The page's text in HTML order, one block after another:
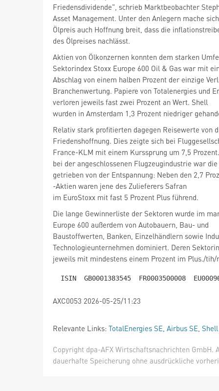
Friedensdividende", schrieb Marktbeobachter
Asset Management. Unter den Anlegern mache
Ölpreis auch Hoffnung breit, dass die
des Ölpreises nachlässt.
Aktien von Ölkonzernen konnten dem starken
Sektorindex Stoxx Europe 600 Oil & Gas war mit
Abschlag von einem halben Prozent der einzige
Branchenwertung. Papiere von Totalenergies
wurden in Amsterdam 1,3 Prozent niedriger
Relativ stark profitierten dagegen Reisewerte von
Friedenshoffnung. Dies zeigte sich bei
France-KLM mit einem Kurssprung um 7,5
bei der angeschlossenen Flugzeugindustrie war
im EuroStoxx mit fast 5 Prozent Plus führend.
Die lange Gewinnerliste der Sektoren wurde im
Europe 600 außerdem von Autobauern, Bau- und
Baustoffwerten, Banken, Einzelhändlern sowie
Technologieunternehmen dominiert. Deren
jeweils mit mindestens einem Prozent im Plus./tih/
AXC0053 2026-05-25/11:23
Relevante Links: TotalEnergies SE, Airbus SE,
Copyright dpa-AFX Wirtschaftsnachrichten
dauerhafte Speicherung ohne ausdrückliche